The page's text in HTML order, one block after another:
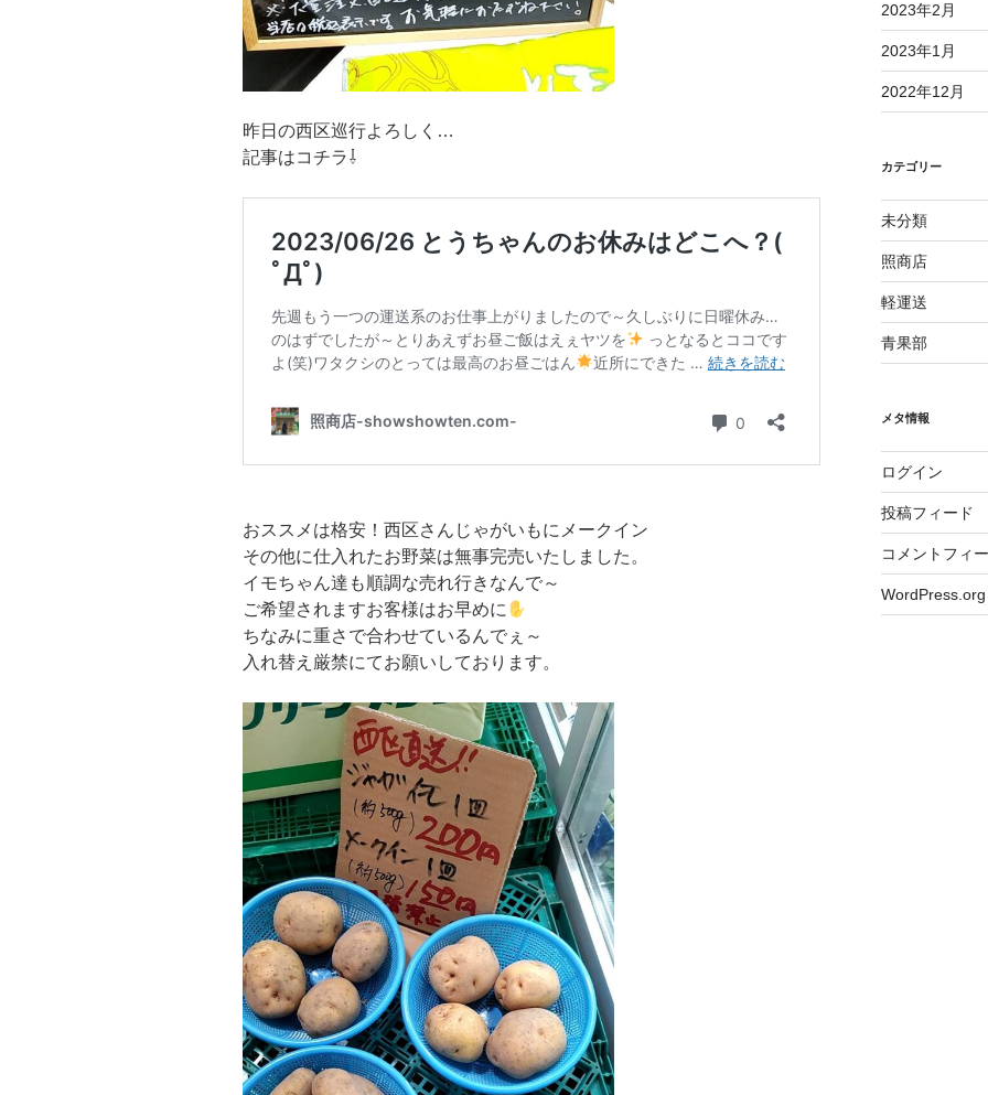
昨日の西区巡行よろしく…
記事はコチラ⇩
おススメは格安！西区さんじゃがいもにメークイン
その他に仕入れたお野菜は無事完売いたしました。
イモちゃん達も順調な売れ行きなんで～
ご希望されますお客様はお早めに
ちなみに重さで合わせているんでぇ～
入れ替え厳禁にてお願いしております。
2023年2月
2023年1月
2022年12月
カテゴリー
未分類
照商店
軽運送
青果部
メタ情報
ログイン
投稿フィード
コメントフィ
WordPress.org